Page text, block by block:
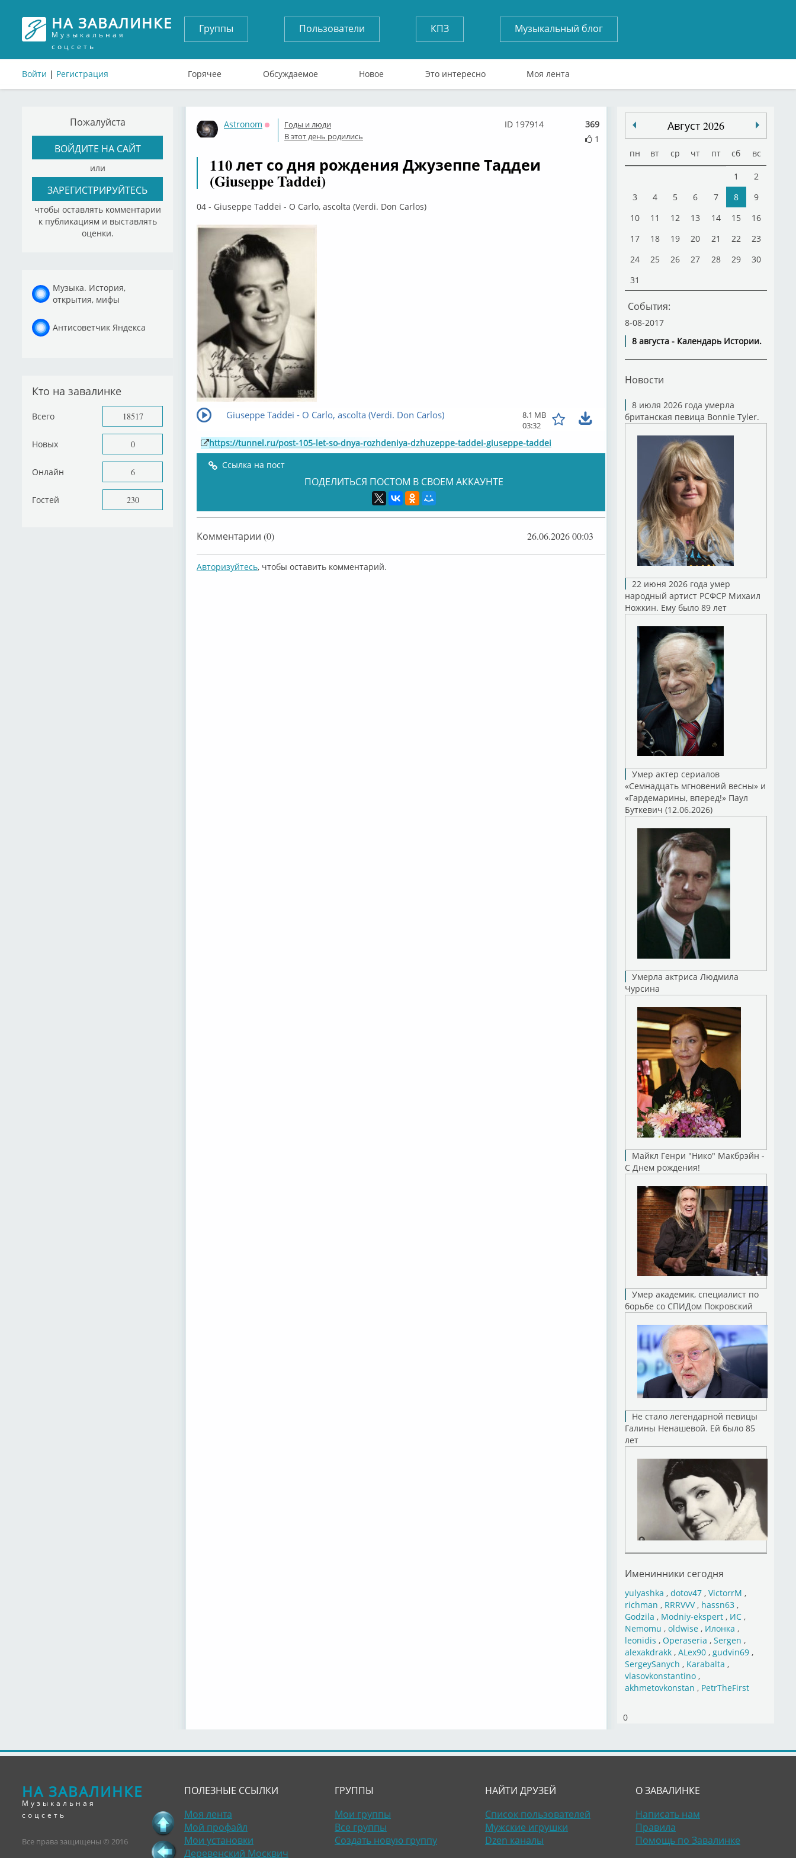
НА ЗАВАЛИНКЕ
Музыкальная
соцсеть
Войти | Регистрация
Группы Пользователи КПЗ Музыкальный блог
Горячее Обсуждаемое Новое Это интересно Моя лента
Пожалуйста
ВОЙДИТЕ НА САЙТ
или
ЗАРЕГИСТРИРУЙТЕСЬ
чтобы оставлять комментарии
к публикациям и выставлять
оценки.
Музыка. История,
открытия, мифы
Антисоветчик Яндекса
Кто на завалинке
Всего 18517
Новых 0
Онлайн 6
Гостей 230
Astronom
Оффлайн
Годы и люди
В этот день родились
369
1
ID 197914
110 лет со дня рождения Джузеппе Таддеи
(Giuseppe Taddei)
04 - Giuseppe Taddei - O Carlo, ascolta (Verdi. Don Carlos)
Giuseppe Taddei - O Carlo, ascolta (Verdi. Don Carlos)
8.1 MB
03:32
https://tunnel.ru/post-105-let-so-dnya-rozhdeniya-dzhuzeppe-taddei-giuseppe-taddei
Ссылка на пост
ПОДЕЛИТЬСЯ ПОСТОМ В СВОЕМ АККАУНТЕ
Комментарии (0) 26.06.2026 00:03
Авторизуйтесь, чтобы оставить комментарий.
Август 2026
пн вт ср чт пт сб вс
1
2
3
4 5 6 7 8
9
10
11 12 13 14 15
16
17
18 19 20 21 22
23
24
25 26 27 28 29
30
31
События:
8-08-2017
8 августа - Календарь Истории.
Новости
8 июля 2026 года умерла
британская певица Bonnie Tyler.
22 июня 2026 года умер
народный артист РСФСР Михаил
Ножкин. Ему было 89 лет
Умер актер сериалов
«Семнадцать мгновений весны» и
«Гардемарины, вперед!» Паул
Буткевич (12.06.2026)
Умерла актриса Людмила
Чурсина
Майкл Генри "Нико" Макбрэйн -
С Днем рождения!
Умер академик, специалист по
борьбе со СПИДом Покровский
Не стало легендарной певицы
Галины Ненашевой. Ей было 85
лет
Именинники сегодня
yulyashka , dotov47, VictorrM ,
richman , RRRVVV, hassn63,
Godzila , Modniy-ekspert, ИС,
Nemomu , oldwise, Илонка ,
leonidis , Operaseria , Sergen ,
alexakdrakk, ALex90, gudvin69,
SergeySanych , Karabalta ,
vlasovkonstantino,
akhmetovkonstan , PetrTheFirst
0
НА ЗАВАЛИНКЕ
Музыкальная
соцсеть
Все права защищены © 2016
ПОЛЕЗНЫЕ ССЫЛКИ
Моя лента
Мой профайл
Мои установки
Деревенский Москвич
ГРУППЫ
Мои группы
Все группы
Создать новую группу
НАЙТИ ДРУЗЕЙ
Список пользователей
Мужские игрушки
Dzen каналы
О ЗАВАЛИНКЕ
Написать нам
Правила
Помощь по Завалинке